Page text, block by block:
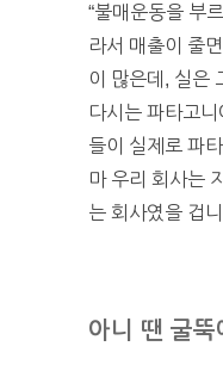
“불매운동을 부
라서 매출이 줄
이 많은데, 실은
다시는 파타고
들이 실제로 파
마 우리 회사는
는 회사였을 겁
아니 땐 굴뚝